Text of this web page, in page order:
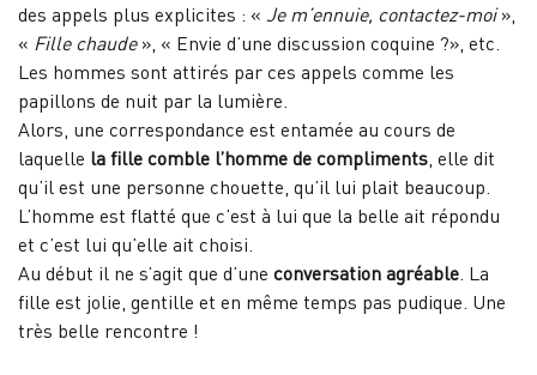
des appels plus explicites : « Je m’ennuie, contactez-moi»,
« Fille chaude », « Envie d’une discussion coquine ?», etc.
Les hommes sont attirés par ces appels comme les
papillons de nuit par la lumière.
Alors, une correspondance est entamée au cours de
laquelle la fille comble l’homme de compliments, elle dit
qu’il est une personne chouette, qu’il lui plait beaucoup.
L’homme est flatté que c’est à lui que la belle ait répondu
et c’est lui qu’elle ait choisi.
Au début il ne s’agit que d’une conversation agréable. La
fille est jolie, gentille et en même temps pas pudique. Une
très belle rencontre !